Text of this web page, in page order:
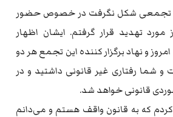
تجمعی شکل نگرفت در خصوص حضور
تهدید قرار گرفتم. ایشان اظهار
و نهاد برگزار کننده این تجمع هر دو
و شما رفتاری غیر قانونی داشتید و در
قانونی خواهد شد.
که به قانون واقف هستم و می‌دانم